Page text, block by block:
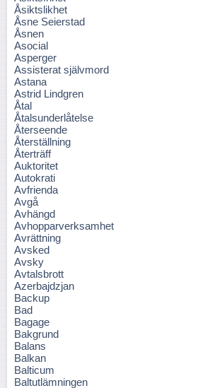
Åsiktslikhet
Åsne Seierstad
Åsnen
Asocial
Asperger
Assisterat självmord
Astana
Astrid Lindgren
Åtal
Åtalsunderlåtelse
Återseende
Återställning
Återträff
Auktoritet
Autokrati
Avfrienda
Avgå
Avhängd
Avhopparverksamhet
Avrättning
Avsked
Avsky
Avtalsbrott
Azerbajdzjan
Backup
Bad
Bagage
Bakgrund
Balans
Balkan
Balticum
Baltutlämningen